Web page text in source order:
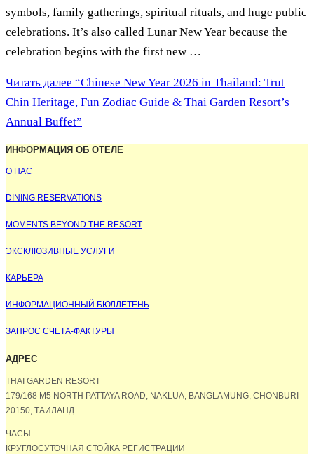
symbols, family gatherings, spiritual rituals, and huge public
celebrations. It’s also called Lunar New Year because the
celebration begins with the first new …
Читать далее “Chinese New Year 2026 in Thailand: Trut
Chin Heritage, Fun Zodiac Guide & Thai Garden Resort’s
Annual Buffet”
ИНФОРМАЦИЯ ОБ ОТЕЛЕ
О НАС
DINING RESERVATIONS
MOMENTS BEYOND THE RESORT
ЭКСКЛЮЗИВНЫЕ УСЛУГИ
КАРЬЕРА
ИНФОРМАЦИОННЫЙ БЮЛЛЕТЕНЬ
ЗАПРОС СЧЕТА-ФАКТУРЫ
АДРЕС
THAI GARDEN RESORT
179/168 M5 NORTH PATTAYA ROAD, NAKLUA, BANGLAMUNG, CHONBURI
20150, ТАИЛАНД
ЧАСЫ
КРУГЛОСУТОЧНАЯ СТОЙКА РЕГИСТРАЦИИ